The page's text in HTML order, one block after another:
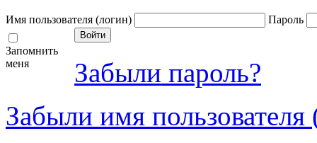
Имя пользователя (логин) Пароль
Запомнить
меня
Забыли пароль?
Забыли имя пользователя